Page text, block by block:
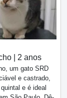
| 2 anos
um gato SRD
e castrado,
e é ideal